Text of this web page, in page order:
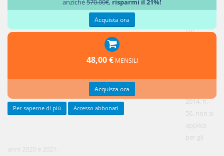
cui
legge 7
2014, n.
56, non si
applica
per gli
anni 2020 e 2021.
anziché570.00€, risparmi il 21%!
Acquista ora
48,00 € MENSILI
Acquista ora
Per saperne di più Accesso abbonati